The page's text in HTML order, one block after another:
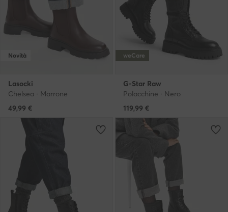
Novità
Lasocki
Chelsea · Marrone
49,99 €
weCare
G-Star Raw
Polacchine · Nero
119,99 €